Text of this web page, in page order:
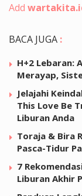
Add
BACA JUGA :
H+2 Lebaran:
Merayap,
Jelajahi
This Love Be
Liburan Anda
Toraja & Bira
Pasca-Tidur
7
Liburan Akhir